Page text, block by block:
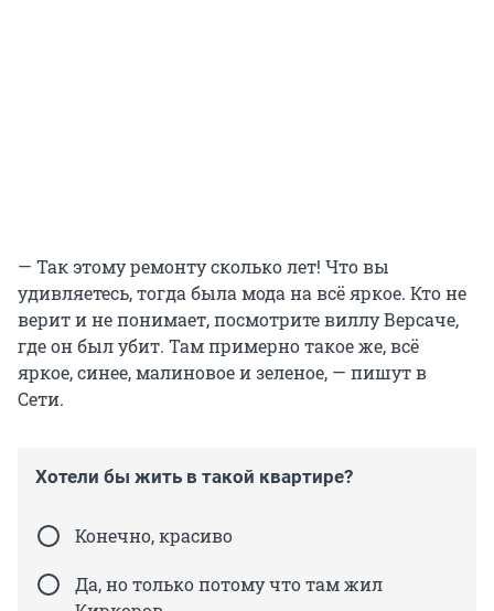
— Так этому ремонту сколько лет! Что вы
удивляетесь, тогда была мода на всё яркое. Кто не
верит и не понимает, посмотрите виллу Версаче,
где он был убит. Там примерно такое же, всё
яркое, синее, малиновое и зеленое, — пишут в
Сети.
Хотели бы жить в такой квартире?
Конечно, красиво
Да, но только потому что там жил